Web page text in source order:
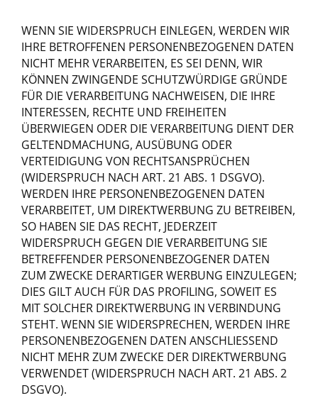
WENN SIE WIDERSPRUCH EINLEGEN, WERDEN WIR
IHRE BETROFFENEN PERSONENBEZOGENEN DATEN
NICHT MEHR VERARBEITEN, ES SEI DENN, WIR
KÖNNEN ZWINGENDE SCHUTZWÜRDIGE GRÜNDE
FÜR DIE VERARBEITUNG NACHWEISEN, DIE IHRE
INTERESSEN, RECHTE UND FREIHEITEN
ÜBERWIEGEN ODER DIE VERARBEITUNG DIENT DER
GELTENDMACHUNG, AUSÜBUNG ODER
VERTEIDIGUNG VON RECHTSANSPRÜCHEN
(WIDERSPRUCH NACH ART. 21 ABS. 1 DSGVO).
WERDEN IHRE PERSONENBEZOGENEN DATEN
VERARBEITET, UM DIREKTWERBUNG ZU BETREIBEN,
SO HABEN SIE DAS RECHT, JEDERZEIT
WIDERSPRUCH GEGEN DIE VERARBEITUNG SIE
BETREFFENDER PERSONENBEZOGENER DATEN
ZUM ZWECKE DERARTIGER WERBUNG EINZULEGEN;
DIES GILT AUCH FÜR DAS PROFILING, SOWEIT ES
MIT SOLCHER DIREKTWERBUNG IN VERBINDUNG
STEHT. WENN SIE WIDERSPRECHEN, WERDEN IHRE
PERSONENBEZOGENEN DATEN ANSCHLIESSEND
NICHT MEHR ZUM ZWECKE DER DIREKTWERBUNG
VERWENDET (WIDERSPRUCH NACH ART. 21 ABS. 2
DSGVO).